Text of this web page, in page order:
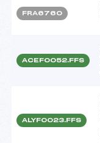
FRA6760
ACEF0052.FFS
ALYF0023.FFS